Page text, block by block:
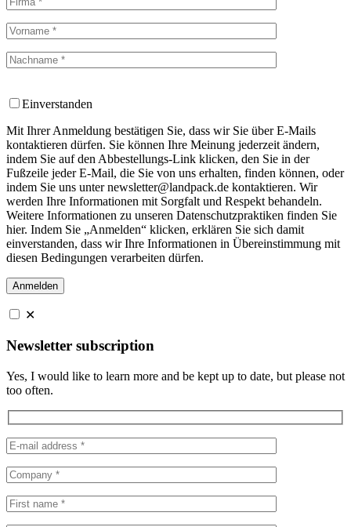
Einverstanden
Mit Ihrer Anmeldung bestätigen Sie, dass wir Sie über E-Mails
kontaktieren dürfen. Sie können Ihre Meinung jederzeit ändern,
indem Sie auf den Abbestellungs-Link klicken, den Sie in der
Fußzeile jeder E-Mail, die Sie von uns erhalten, finden können, oder
indem Sie uns unter newsletter@landpack.de kontaktieren. Wir
werden Ihre Informationen mit Sorgfalt und Respekt behandeln.
Weitere Informationen zu unseren Datenschutzpraktiken finden Sie
hier. Indem Sie „Anmelden“ klicken, erklären Sie sich damit
einverstanden, dass wir Ihre Informationen in Übereinstimmung mit
diesen Bedingungen verarbeiten dürfen.
✕
Newsletter subscription
Yes, I would like to learn more and be kept up to date, but please not
too often.